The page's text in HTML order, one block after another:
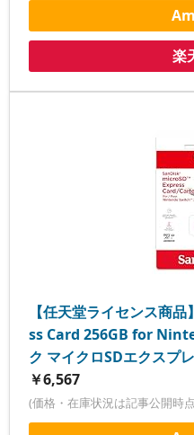
楽
【任天堂ライセンス商
ss Card 256GB for
ク マイクロSDエクスプ
￥6,567
(価格・在庫状況は記事公開時